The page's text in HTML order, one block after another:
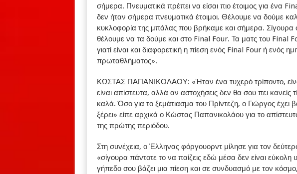
σήμερα. Πνευματικά πρέπει να είσαι πιο έτοιμος για ένα
δεν ήταν σήμερα πνευματικά έτοιμοι. Θέλουμε να δούμε
κυκλοφορία της μπάλας που βρήκαμε και σήμερα. Σίγουρα
θέλουμε να τα δούμε και στο Final Four. Τα ματς του Final
γιατί είναι και διαφορετική η πίεση ενός Final Four ή ενός
πρωταθλήματος».
ΚΩΣΤΑΣ ΠΑΠΑΝΙΚΟΛΑΟΥ: «Ήταν ένα τυχερό τρίποντο,
είναι απίστευτα, αλλά αν αστοχήσεις δεν θα σου πει κανείς
καλά. Όσο για το ξεμάτιασμα του Πρίντεζη, ο Γιώργος έχει
ξέρει» είπε αρχικά ο Κώστας Παπανικολάου για το
της πρώτης περιόδου.
Στη συνέχεια, ο Έλληνας φόργουορντ μίλησε για τον
«σίγουρα πάντοτε το να παίζεις εδώ μέσα δεν είναι
γήπεδο σου βάζει μια πίεση και σε συνδυασμό με τον